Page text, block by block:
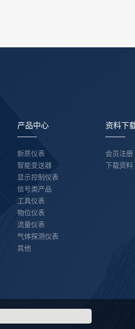
产品中心
新质仪表
智能变送器
显示控制仪表
信号类产品
工具仪表
物位仪表
流量仪表
气体探测仪表
其他
资料下
会员注册
下载资料